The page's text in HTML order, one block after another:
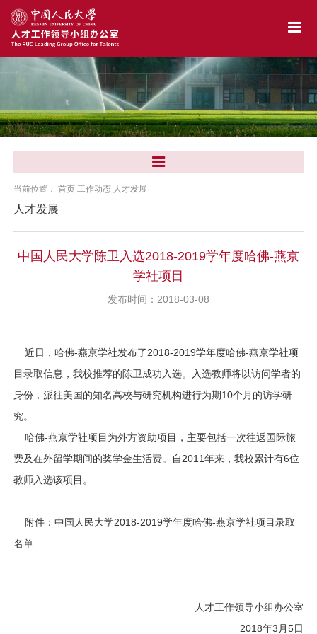
当前位置：首页 工作动态 人才发展
人才发展
中国人民大学陈卫入选2018-2019学年度哈佛-燕京
学社项目
发布时间：2018-03-08
近日，哈佛-燕京学社发布了2018-2019学年度哈佛-燕京学社项
目录取信息，我校推荐的陈卫成功入选。入选教师将以访问学者的
身份，派往美国的知名高校与研究机构进行为期10个月的访学研
究。
哈佛-燕京学社项目为外方资助项目，主要包括一次往返国际旅
费及在外留学期间的奖学金生活费。自2011年来，我校累计有6位
教师入选该项目。
附件：中国人民大学2018-2019学年度哈佛-燕京学社项目录取
名单
人才工作领导小组办公室
2018年3月5日